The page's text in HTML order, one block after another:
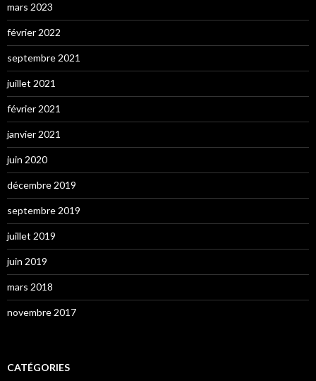
mars 2023
février 2022
septembre 2021
juillet 2021
février 2021
janvier 2021
juin 2020
décembre 2019
septembre 2019
juillet 2019
juin 2019
mars 2018
novembre 2017
CATÉGORIES